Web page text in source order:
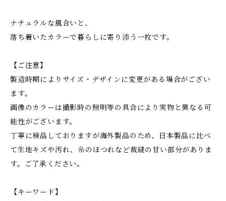
ナチュラルな風合いと、
落ち着いたカラーで暮らしに寄り添う一枚です。
【ご注意】
製造時期によりサイズ・デザインに変更がある場合がござい
ます。
画像のカラーは撮影時の照明等の具合により実物と異なる可
能性がございます。
丁寧に検品しておりますが海外製品のため、日本製品に比べ
て生地キズや汚れ、糸のほつれなど裁縫の甘い部分がありま
す。ご了承ください。
【キーワード】